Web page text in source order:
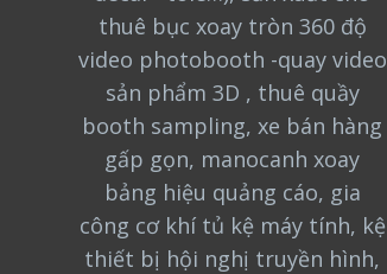
thuê bục xoay tròn 360 độ
video photobooth -quay video
sản phẩm 3D , thuê quầy
booth sampling, xe bán hàng
gấp gọn, manocanh xoay
bảng hiệu quảng cáo, gia
công cơ khí tủ kệ máy tính, kệ
thiết bị hội nghị truyền hình,